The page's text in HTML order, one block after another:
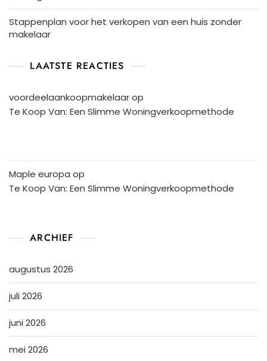
Stappenplan voor het verkopen van een huis zonder
makelaar
LAATSTE REACTIES
voordeelaankoopmakelaarop
Te Koop Van: Een Slimme Woningverkoopmethode
Maple europa op
Te Koop Van: Een Slimme Woningverkoopmethode
ARCHIEF
augustus 2026
juli 2026
juni 2026
mei 2026